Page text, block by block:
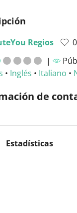
Regios
0
|
• Inglés • Italiano •
de
Estadísticas